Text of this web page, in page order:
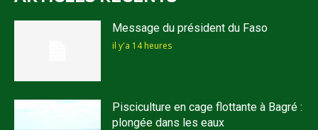
Message du président du Faso
il y'a 14 heures
Pisciculture en cage flottante à Bagré :
plongée dans les eaux